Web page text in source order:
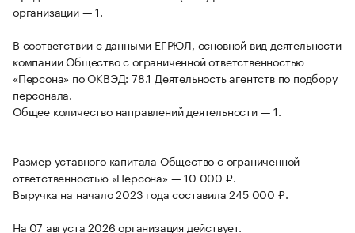
организации — 1.
В соответствии с данными ЕГРЮЛ, основной вид деятельности
компании Общество с ограниченной ответственностью
«Персона» по ОКВЭД: 78.1 Деятельность агентств по подбору
персонала.
Общее количество направлений деятельности — 1.
Размер уставного капитала Общество с ограниченной
ответственностью «Персона» — 10 000 ₽.
Выручка на начало 2023 года составила 245 000 ₽.
На 07 августа 2026 организация действует.